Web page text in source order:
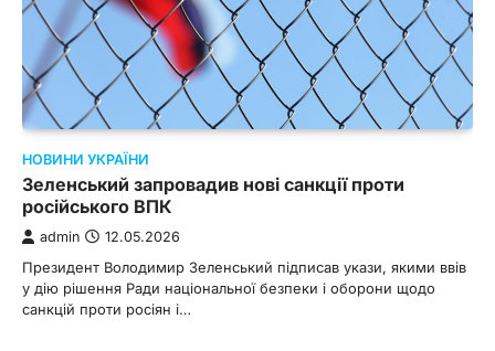
НОВИНИ УКРАЇНИ
Зеленський запровадив нові санкції проти
російського ВПК
admin 12.05.2026
Президент Володимир Зеленський підписав укази, якими ввів
у дію рішення Ради національної безпеки і оборони щодо
санкцій проти росіян і…